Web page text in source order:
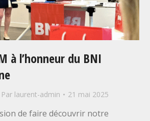
à l’honneur du BNI
Par laurent-admin 21 mai 2025
de faire découvrir notre